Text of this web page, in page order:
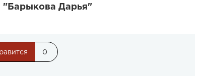
"Барыкова Дарья"
0